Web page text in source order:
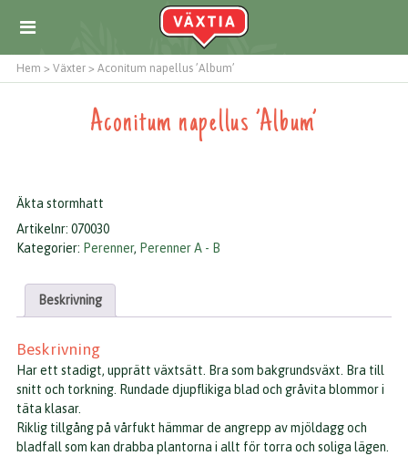
Hem > Växter > Aconitum napellus ’Album’
Aconitum napellus ’Album’
Äkta stormhatt
Artikelnr: 070030
Kategorier: Perenner, Perenner A - B
Beskrivning
Beskrivning
Har ett stadigt, upprätt växtsätt. Bra som bakgrundsväxt. Bra till
snitt och torkning. Rundade djupflikiga blad och gråvita blommor i
täta klasar.
Riklig tillgång på vårfukt hämmar de angrepp av mjöldagg och
bladfall som kan drabba plantorna i allt för torra och soliga lägen.